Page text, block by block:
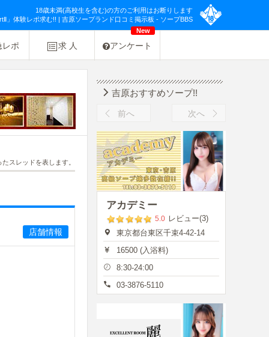
18歳未満(高校生を含む)の方のご利用はお断りします
」体験レポ求む!! | 吉原ソープランド口コミ掲示板 - ソープBBS
レポ 求 人 アンケート
New
スレッドを表します。
店舗情報
吉原おすすめソープ!!
前へ 次へ
アカデミー
5.0 レビュー(3)
東京都台東区千束4-42-14
16500 (入浴料)
8:30-24:00
03-3876-5110